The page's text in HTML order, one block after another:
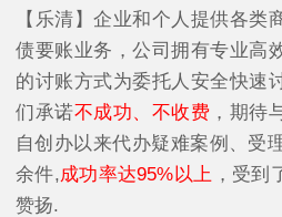
【乐清】企业和个人提供各类
债要账业务，公司拥有专业高
的讨账方式为委托人安全快速
们承诺不成功、不收费 ，期待
自创办以来代办疑难案例、受
余件,成功率达95%以上 ，受到
赞扬.